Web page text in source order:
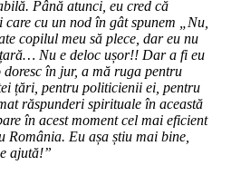
Până atunci, eu cred că
care cu un nod în gât spunem „Nu,
copilul meu să plece, dar eu nu
Nu e deloc ușor!! Dar a fi eu
doresc în jur, a mă ruga pentru
țări, pentru politicienii ei, pentru
răspunderi spirituale în această
în acest moment cel mai eficient
România. Eu așa știu mai bine,
ajută!”